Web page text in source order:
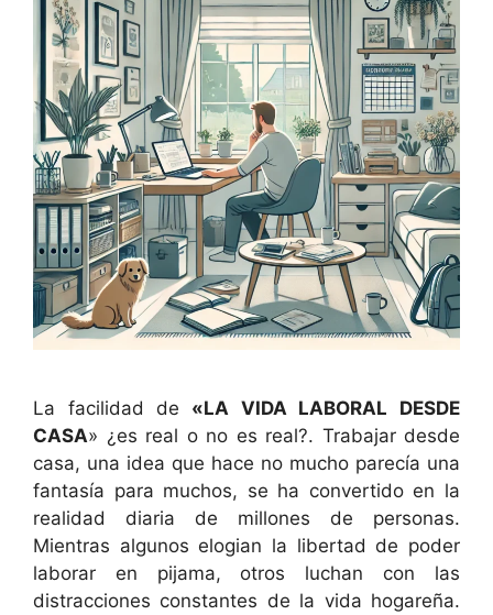
La facilidad de «LA VIDA LABORAL DESDE
CASA» ¿es real o no es real?. Trabajar desde
casa, una idea que hace no mucho parecía una
fantasía para muchos, se ha convertido en la
realidad diaria de millones de personas.
Mientras algunos elogian la libertad de poder
laborar en pijama, otros luchan con las
distracciones constantes de la vida hogareña.